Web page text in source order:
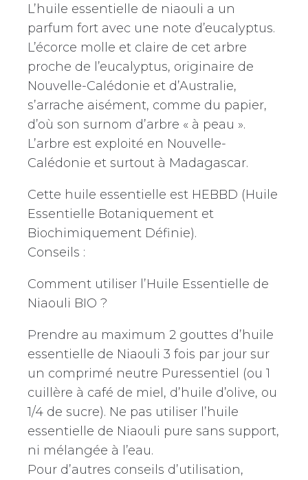
L’huile essentielle de niaouli a un
parfum fort avec une note d’eucalyptus.
L’écorce molle et claire de cet arbre
proche de l’eucalyptus, originaire de
Nouvelle-Calédonie et d’Australie,
s’arrache aisément, comme du papier,
d’où son surnom d’arbre « à peau ».
L’arbre est exploité en Nouvelle-
Calédonie et surtout à Madagascar.
Cette huile essentielle est HEBBD (Huile
Essentielle Botaniquement et
Biochimiquement Définie).
Conseils :
Comment utiliser l’Huile Essentielle de
Niaouli BIO ?
Prendre au maximum 2 gouttes d’huile
essentielle de Niaouli 3 fois par jour sur
un comprimé neutre Puressentiel (ou 1
cuillère à café de miel, d’huile d’olive, ou
1/4 de sucre). Ne pas utiliser l’huile
essentielle de Niaouli pure sans support,
ni mélangée à l’eau.
Pour d’autres conseils d’utilisation,